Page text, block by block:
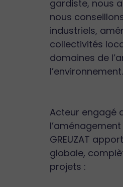
gardiste, nous
nous
industriels,
collectivités
domaines de
l’environnement.
Acteur engagé
GREUZAT
globale,
projets :